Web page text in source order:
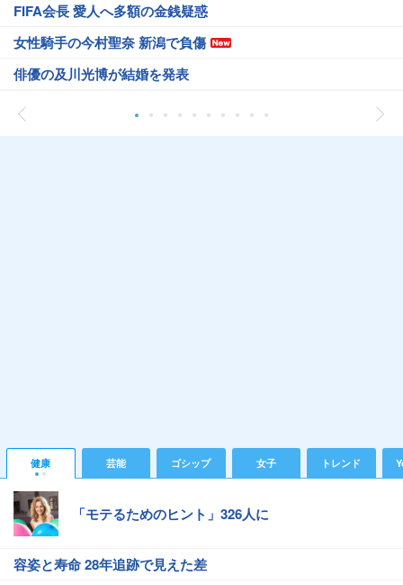
FIFA会長 愛人へ多額の金銭疑惑
女性騎手の今村聖奈 新潟で負傷
俳優の及川光博が結婚を発表
健康 芸能 ゴシップ 女子 トレンド
「モテるためのヒント」326人に
容姿と寿命 28年追跡で見えた差